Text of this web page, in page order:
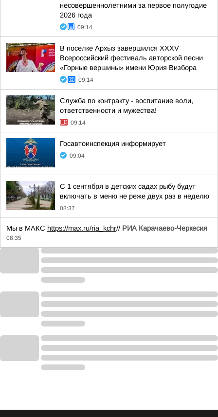
несовершеннолетними за первое полугодие
2026 года
09:14
В поселке Архыз завершился XXXV
Всероссийский фестиваль авторской песни
«Горные вершины» имени Юрия Визбора
09:14
Служба по контракту - воспитание воли,
ответственности и мужества!
09:14
Госавтоинспекция информирует
09:04
С 1 сентября в детских садах рыбу будут
включать в меню не реже двух раз в неделю
08:37
Мы в МАКС https://max.ru/ria_kchr// РИА Карачаево-Черкесия
08:35